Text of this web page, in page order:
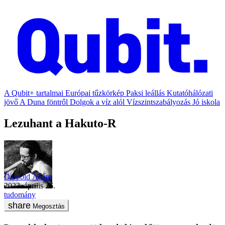
A Qubit+ tartalmai Európai tűzkörkép Paksi leállás Kutatóhálózati
jövő A Duna föntről Dolgok a víz alól Vízszintszabályozás Jó iskola
Lezuhant a Hakuto-R
Dippold Ádám
2023. április 26.
tudomány
Megosztás